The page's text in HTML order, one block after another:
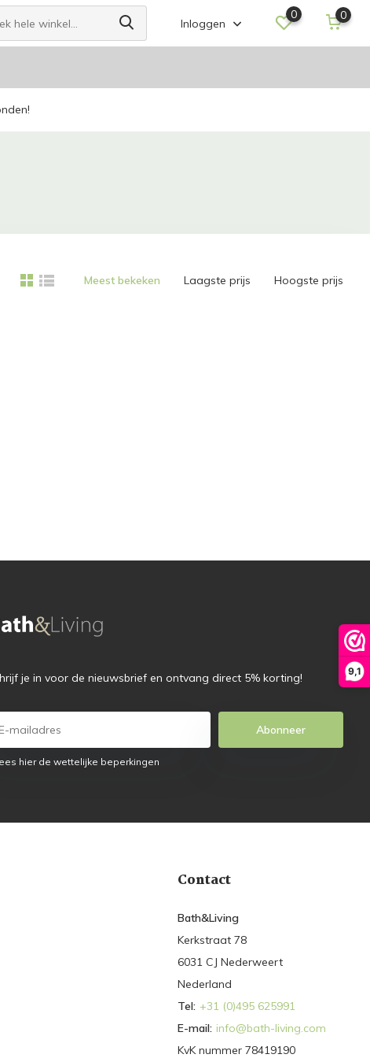
9,1
Inloggen
0 0
Meest bekeken Laagste prijs Hoogste prijs
je in voor de nieuwsbrief en ontvang direct 5% korting!
Abonneer
hier de wettelijke beperkingen
Contact
Bath&Living
Kerkstraat 78
6031 CJ Nederweert
Nederland
Tel: +31 (0)495 625991
E-mail: info@bath-living.com
KvK nummer 78419190